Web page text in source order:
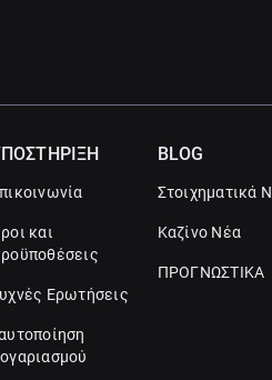
και
Ερωτήσεις
BLOG
Στοιχηματικά
Καζίνο Νέα
ΠΡΟΓΝΩΣΤΙΚΑ